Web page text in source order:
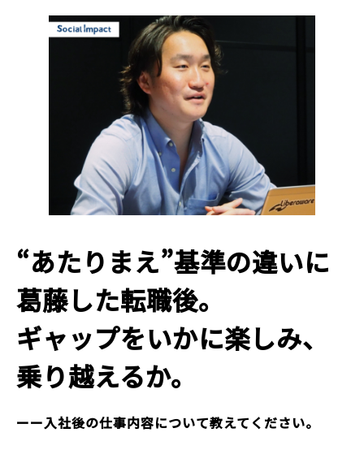
“あたりまえ”基準の違いに
葛藤した転職後。
ギャップをいかに楽しみ、
乗り越えるか。
ーー入社後の仕事内容について教えてください。